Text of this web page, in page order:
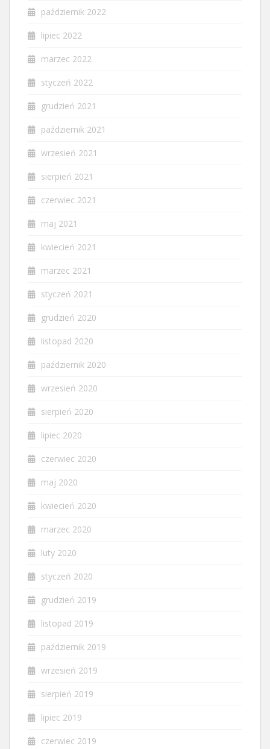
październik 2022
lipiec 2022
marzec 2022
styczeń 2022
grudzień 2021
październik 2021
wrzesień 2021
sierpień 2021
czerwiec 2021
maj 2021
kwiecień 2021
marzec 2021
styczeń 2021
grudzień 2020
listopad 2020
październik 2020
wrzesień 2020
sierpień 2020
lipiec 2020
czerwiec 2020
maj 2020
kwiecień 2020
marzec 2020
luty 2020
styczeń 2020
grudzień 2019
listopad 2019
październik 2019
wrzesień 2019
sierpień 2019
lipiec 2019
czerwiec 2019